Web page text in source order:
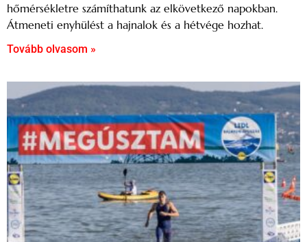
hőmérsékletre számíthatunk az elkövetkező napokban.
Átmeneti enyhülést a hajnalok és a hétvége hozhat.
Tovább olvasom »